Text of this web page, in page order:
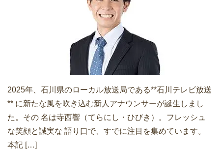
2025年、石川県のローカル放送局である**石川テレビ放送
** に新たな風を吹き込む新人アナウンサーが誕生しまし
た。その 名は寺西響（てらにし・ひびき）。フレッシュ
な笑顔と誠実な 語り口で、すでに注目を集めています。
本記 […]